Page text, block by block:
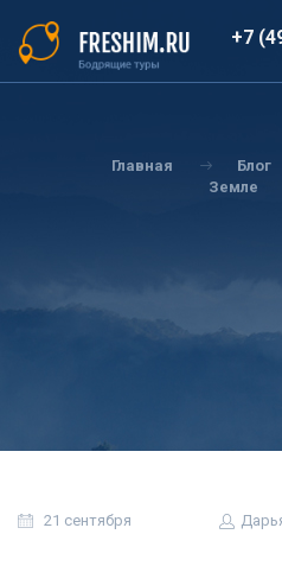
основному
содержанию
+7
Главная Блог
Земле
21 сентября